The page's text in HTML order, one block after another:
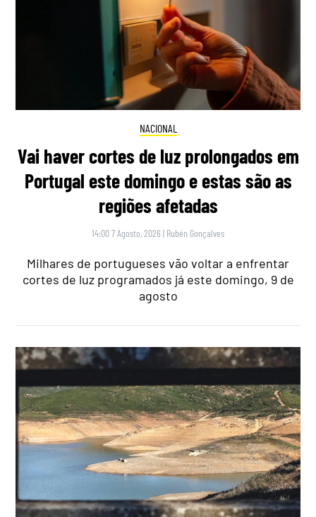
NACIONAL
Vai haver cortes de luz prolongados em
Portugal este domingo e estas são as
regiões afetadas
14:00 7 Agosto, 2026 | Rubén Gonçalves
Milhares de portugueses vão voltar a enfrentar
cortes de luz programados já este domingo, 9 de
agosto